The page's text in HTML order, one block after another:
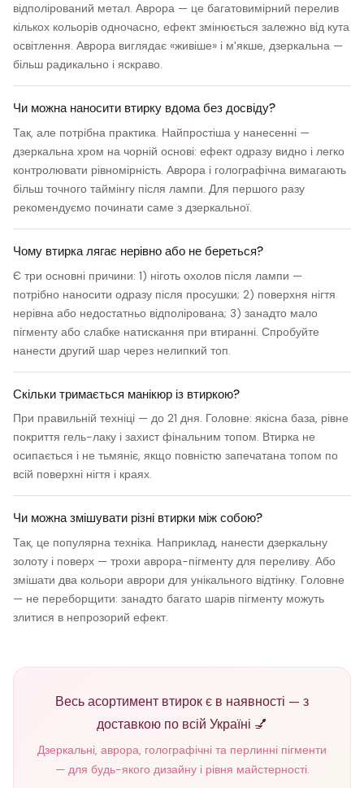
відполірований метал. Аврора — це багатовимірний перелив
кількох кольорів одночасно, ефект змінюється залежно від кута
освітлення. Аврора виглядає «живіше» і м'якше, дзеркальна —
більш радикально і яскраво.
Чи можна наносити втирку вдома без досвіду?
Так, але потрібна практика. Найпростіша у нанесенні —
дзеркальна хром на чорній основі: ефект одразу видно і легко
контролювати рівномірність. Аврора і голографічна вимагають
більш точного таймінгу після лампи. Для першого разу
рекомендуємо починати саме з дзеркальної.
Чому втирка лягає нерівно або не береться?
Є три основні причини: 1) ніготь охолов після лампи —
потрібно наносити одразу після просушки; 2) поверхня нігтя
нерівна або недостатньо відполірована; 3) занадто мало
пігменту або слабке натискання при втиранні. Спробуйте
нанести другий шар через нелипкий топ.
Скільки тримається манікюр із втиркою?
При правильній техніці — до 21 дня. Головне: якісна база, рівне
покриття гель-лаку і захист фінальним топом. Втирка не
осипається і не тьмяніє, якщо повністю запечатана топом по
всій поверхні нігтя і краях.
Чи можна змішувати різні втирки між собою?
Так, це популярна техніка. Наприклад, нанести дзеркальну
золоту і поверх — трохи аврора-пігменту для переливу. Або
змішати два кольори аврори для унікального відтінку. Головне
— не переборщити: занадто багато шарів пігменту можуть
злитися в непрозорий ефект.
Весь асортимент втирок є в наявності — з
доставкою по всій Україні 💅
Дзеркальні, аврора, голографічні та перлинні пігменти
— для будь-якого дизайну і рівня майстерності.